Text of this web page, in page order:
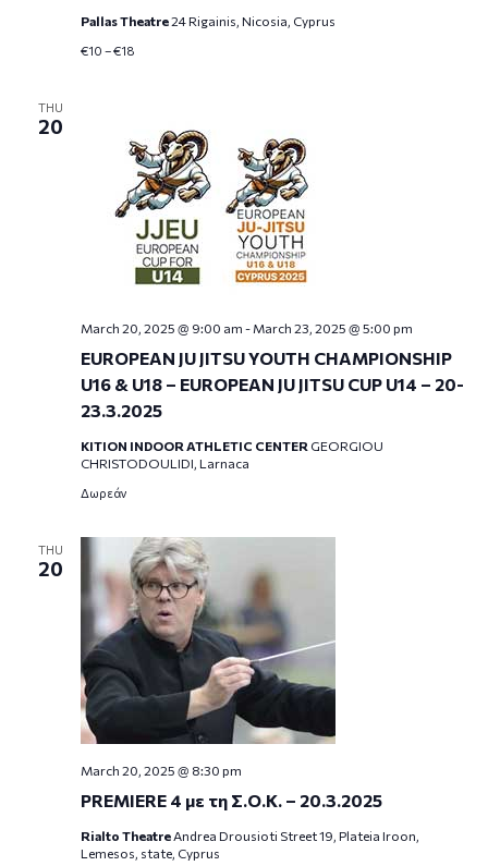
Pallas Theatre24 Rigainis, Nicosia, Cyprus
€10 – €18
THU
20
EUROPEAN JU JITSU YOUTH CHAMPIONSHIP
U16 & U18 – EUROPEAN JU JITSU CUP U14 – 20-
23.3.2025
March 20, 2025 @ 9:00 am - March 23, 2025 @ 5:00 pm
KITION INDOOR ATHLETIC CENTER GEORGIOU
CHRISTODOULIDI, Larnaca
Δωρεάν
THU
20
PREMIERE 4 με τη Σ.Ο.Κ. – 20.3.2025
March 20, 2025 @ 8:30 pm
Rialto Theatre Andrea Drousioti Street 19, Plateia Iroon,
Lemesos, state, Cyprus